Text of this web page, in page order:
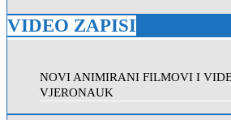
VIDEO ZAPISI
NOVI ANIMIRANI FILMOVI I
VJERONAUK